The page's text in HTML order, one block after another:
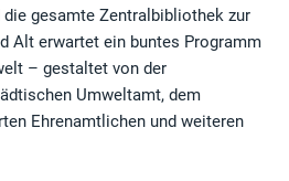
gesamte Zentralbibliothek zur
Alt erwartet ein buntes Programm
– gestaltet von der
Umweltamt, dem
Ehrenamtlichen und weiteren